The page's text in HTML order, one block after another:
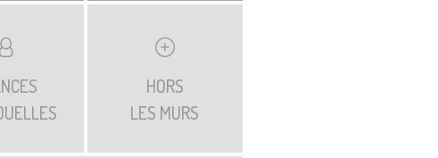
HORS
LES MURS